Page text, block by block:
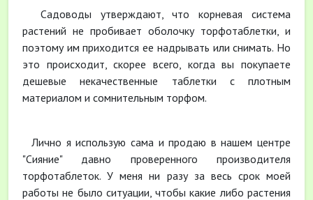
Садоводы утверждают, что корневая система
растений не пробивает оболочку торфотаблетки, и
поэтому им приходится ее надрывать или снимать. Но
это происходит, скорее всего, когда вы покупаете
дешевые некачественные таблетки с плотным
материалом и сомнительным торфом.
Лично я использую сама и продаю в нашем центре
"Сияние" давно проверенного производителя
торфотаблеток. У меня ни разу за весь срок моей
работы не было ситуации, чтобы какие либо растения